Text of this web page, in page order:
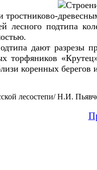
тростниково-
лесного подтипа
дают разрезы
торфяников
коренных берегов
лесостепи/ Н.И.